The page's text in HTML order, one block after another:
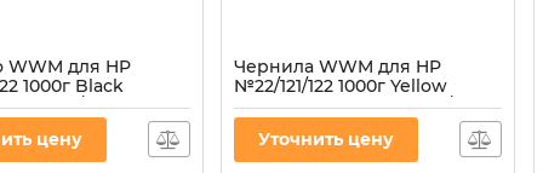
для HP
1000г Black
(H30/BP-4)
цену
Чернила WWM для HP
№22/121/122 1000г Yellow
водорастворимые (H34/Y-4)
Уточнить цену